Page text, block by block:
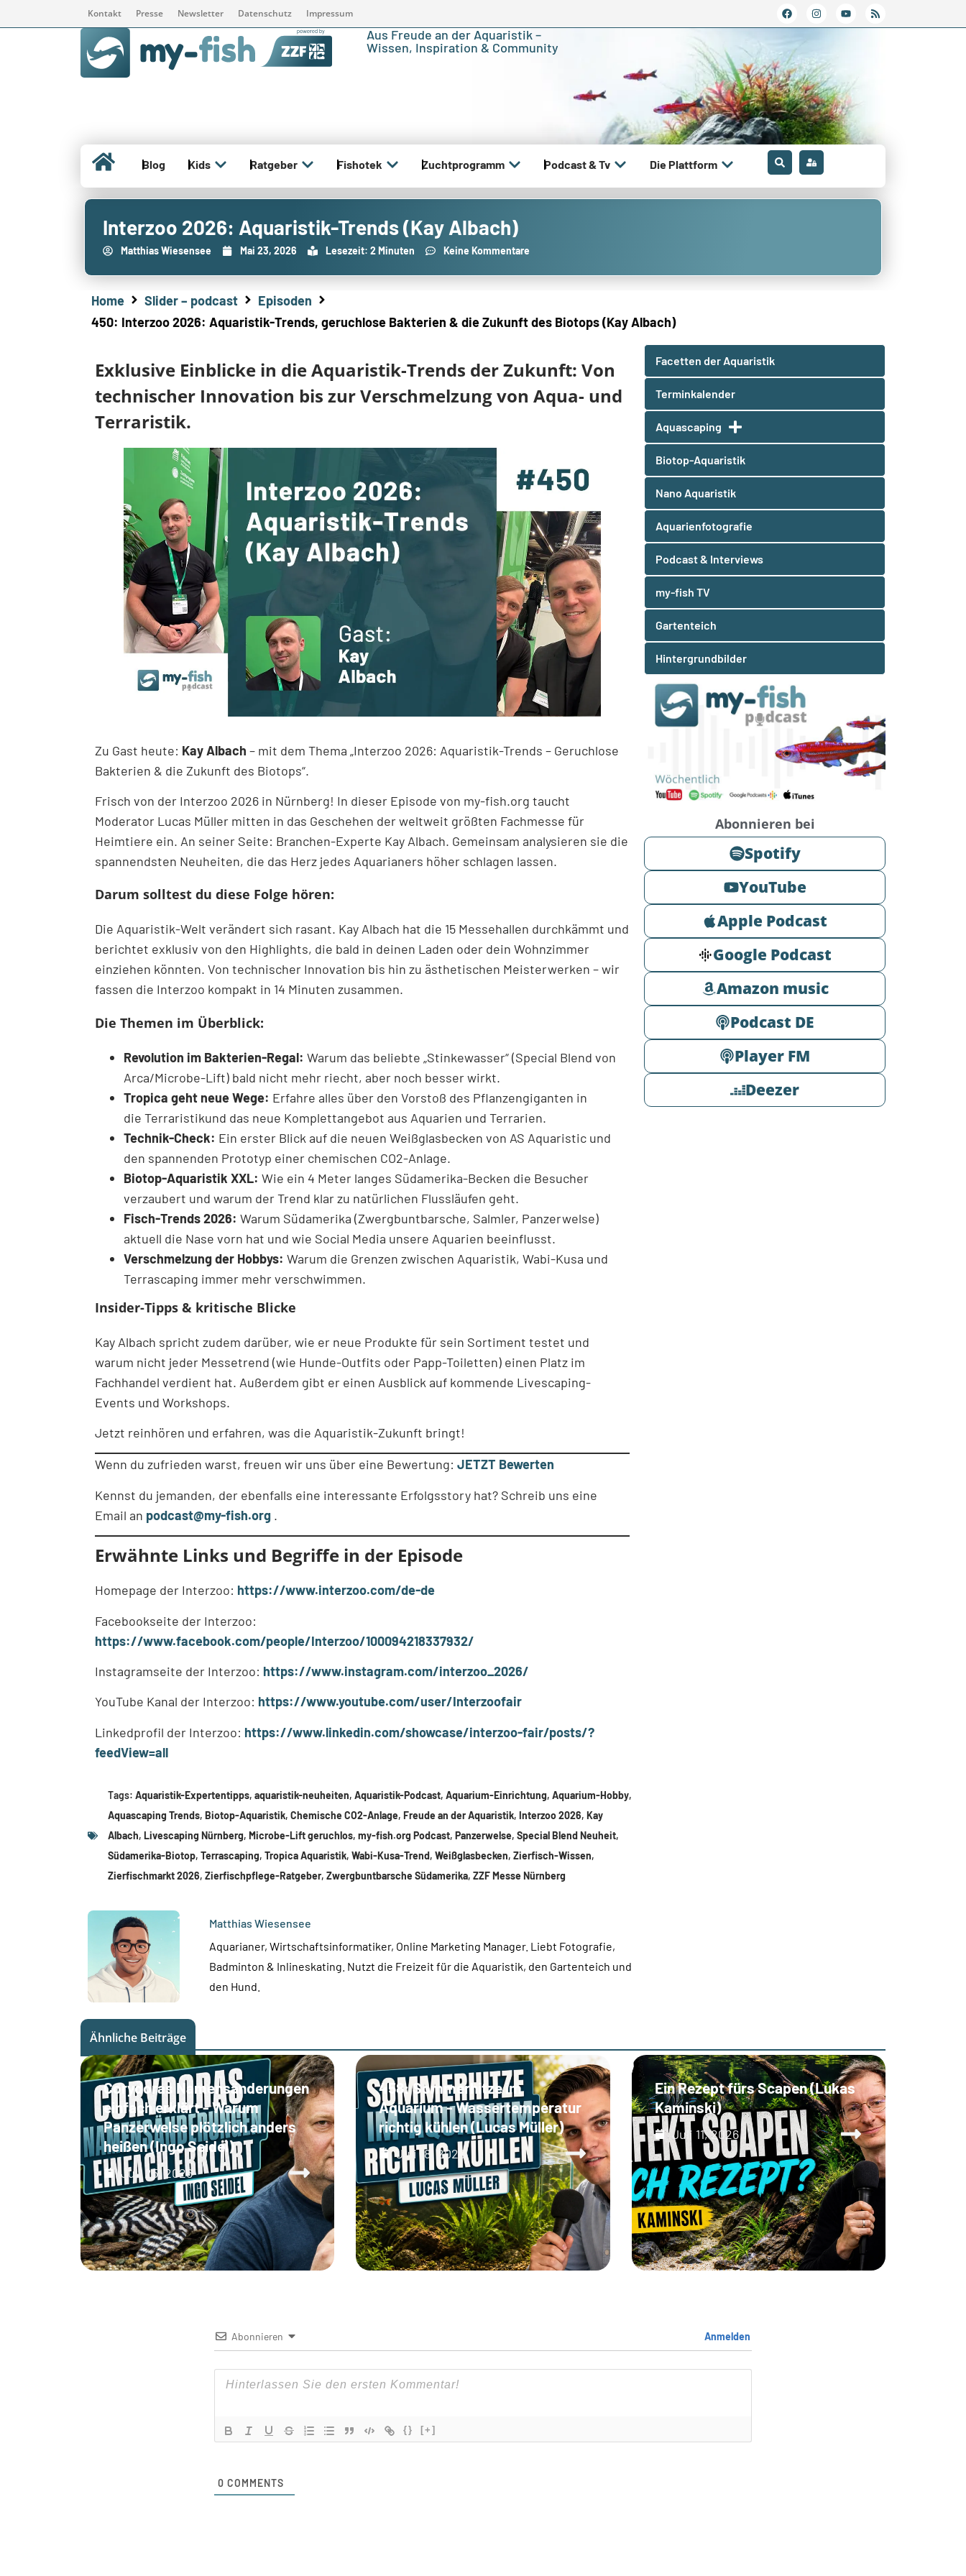
Kontakt Presse Newsletter Datenschutz Impressum
Aus Freude an der Aquaristik –
Wissen, Inspiration & Community
Blog Kids Ratgeber Fishotek Zuchtprogramm Podcast & Tv Die Plattform
Interzoo 2026: Aquaristik-Trends (Kay Albach)
Matthias Wiesensee Mai 23, 2026 Lesezeit: 2 Minuten Keine Kommentare
Home Slider – podcast
Episoden
450: Interzoo 2026: Aquaristik-Trends, geruchlose Bakterien & die Zukunft des Biotops (Kay Albach)
Exklusive Einblicke in die Aquaristik-Trends der Zukunft: Von
technischer Innovation bis zur Verschmelzung von Aqua- und
Terraristik.
Zu Gast heute: Kay Albach – mit dem Thema „Interzoo 2026: Aquaristik-Trends – Geruchlose
Bakterien & die Zukunft des Biotops“.
Frisch von der Interzoo 2026 in Nürnberg! In dieser Episode von my-fish.org taucht
Moderator Lucas Müller mitten in das Geschehen der weltweit größten Fachmesse für
Heimtiere ein. An seiner Seite: Branchen-Experte Kay Albach. Gemeinsam analysieren sie die
spannendsten Neuheiten, die das Herz jedes Aquarianers höher schlagen lassen.
Darum solltest du diese Folge hören:
Die Aquaristik-Welt verändert sich rasant. Kay Albach hat die 15 Messehallen durchkämmt und
berichtet exklusiv von den Highlights, die bald in deinen Laden oder dein Wohnzimmer
einziehen könnten. Von technischer Innovation bis hin zu ästhetischen Meisterwerken – wir
fassen die Interzoo kompakt in 14 Minuten zusammen.
Die Themen im Überblick:
Revolution im Bakterien-Regal: Warum das beliebte „Stinkewasser“ (Special Blend von
Arca/Microbe-Lift) bald nicht mehr riecht, aber noch besser wirkt.
Tropica geht neue Wege: Erfahre alles über den Vorstoß des Pflanzengiganten in
die Terraristikund das neue Komplettangebot aus Aquarien und Terrarien.
Technik-Check: Ein erster Blick auf die neuen Weißglasbecken von AS Aquaristic und
den spannenden Prototyp einer chemischen CO2-Anlage.
Biotop-Aquaristik XXL: Wie ein 4 Meter langes Südamerika-Becken die Besucher
verzaubert und warum der Trend klar zu natürlichen Flussläufen geht.
Fisch-Trends 2026: Warum Südamerika (Zwergbuntbarsche, Salmler, Panzerwelse)
aktuell die Nase vorn hat und wie Social Media unsere Aquarien beeinflusst.
Verschmelzung der Hobbys: Warum die Grenzen zwischen Aquaristik, Wabi-Kusa und
Terrascaping immer mehr verschwimmen.
Insider-Tipps & kritische Blicke
Kay Albach spricht zudem darüber, wie er neue Produkte für sein Sortiment testet und
warum nicht jeder Messetrend (wie Hunde-Outfits oder Papp-Toiletten) einen Platz im
Fachhandel verdient hat. Außerdem gibt er einen Ausblick auf kommende Livescaping-
Events und Workshops.
Jetzt reinhören und erfahren, was die Aquaristik-Zukunft bringt!
Wenn du zufrieden warst, freuen wir uns über eine Bewertung: JETZT Bewerten
Kennst du jemanden, der ebenfalls eine interessante Erfolgsstory hat? Schreib uns eine
Email an podcast@my-fish.org .
Erwähnte Links und Begriffe in der Episode
Homepage der Interzoo: https://www.interzoo.com/de-de
Facebookseite der Interzoo:
https://www.facebook.com/people/Interzoo/100094218337932/
Instagramseite der Interzoo: https://www.instagram.com/interzoo_2026/
YouTube Kanal der Interzoo: https://www.youtube.com/user/Interzoofair
Linkedprofil der Interzoo: https://www.linkedin.com/showcase/interzoo-fair/posts/?
feedView=all
Tags: Aquaristik-Expertentipps, aquaristik-neuheiten, Aquaristik-Podcast, Aquarium-Einrichtung, Aquarium-Hobby,
Aquascaping Trends, Biotop-Aquaristik, Chemische CO2-Anlage, Freude an der Aquaristik, Interzoo 2026, Kay
Albach, Livescaping Nürnberg, Microbe-Lift geruchlos, my-fish.org Podcast, Panzerwelse, Special Blend Neuheit,
Südamerika-Biotop, Terrascaping, Tropica Aquaristik, Wabi-Kusa-Trend, Weißglasbecken, Zierfisch-Wissen,
Zierfischmarkt 2026, Zierfischpflege-Ratgeber, Zwergbuntbarsche Südamerika, ZZF Messe Nürnberg
Matthias Wiesensee
Aquarianer, Wirtschaftsinformatiker, Online Marketing Manager. Liebt Fotografie,
Badminton & Inlineskating. Nutzt die Freizeit für die Aquaristik, den Gartenteich und
den Hund.
Facetten der Aquaristik
Terminkalender
Aquascaping
Biotop-Aquaristik
Nano Aquaristik
Aquarienfotografie
Podcast & Interviews
my-fish TV
Gartenteich
Hintergrundbilder
Abonnieren bei
Spotify
YouTube
Apple Podcast
Google Podcast
Amazon music
Podcast DE
Player FM
Deezer
Ähnliche Beiträge
Corydoras Namensänderungen
einfach erklärt - Warum
Panzerwelse plötzlich anders
heißen (Ingo Seidel)
Juli 25, 2026
458: Sommerhitze im
Aquarium - Wassertemperatur
richtig kühlen (Lucas Müller)
Juli 18, 2026
Ein Rezept fürs Scapen (Lukas
Kaminski)
Juli 11, 2026
Abonnieren Anmelden
{} [+]
0 COMMENTS